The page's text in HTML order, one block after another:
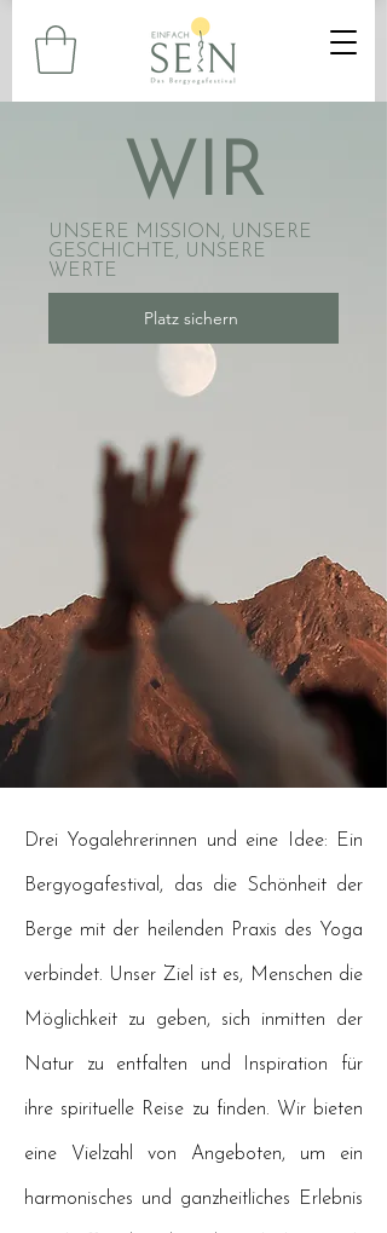
WIR
UNSERE MISSION, UNSERE
GESCHICHTE, UNSERE
WERTE
Platz sichern
Drei Yogalehrerinnen und eine Idee: Ein
Bergyogafestival, das die Schönheit der
Berge mit der heilenden Praxis des Yoga
verbindet. Unser Ziel ist es, Menschen die
Möglichkeit zu geben, sich inmitten der
Natur zu entfalten und Inspiration für
ihre spirituelle Reise zu finden. Wir bieten
eine Vielzahl von Angeboten, um ein
harmonisches und ganzheitliches Erlebnis